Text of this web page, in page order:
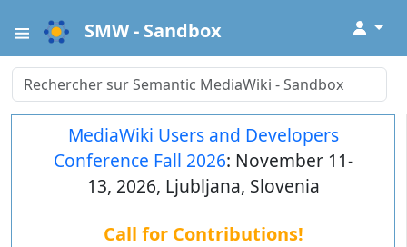
SMW - Sandbox ↓
MediaWiki Users and Developers
Conference Fall 2026: November 11-
13, 2026, Ljubljana, Slovenia
Call for Contributions!